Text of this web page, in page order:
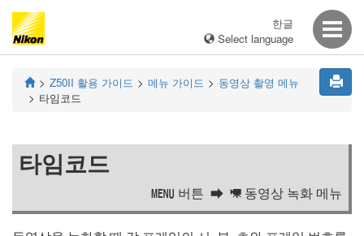
한글
Select language
Z50II 활용 가이드 메뉴 가이드
동영상 촬영 메뉴
타임코드
타임코드
G 버튼 1 동영상 녹화 메뉴